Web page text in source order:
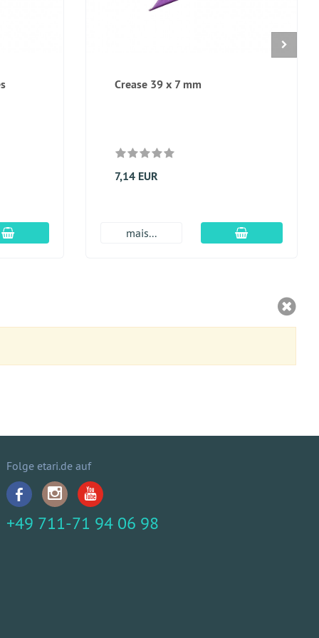
Adicionar ao carrinho
Crease 39 x 7 mm
7,14 EUR
mais... Adicionar ao
Folge etari.de auf
+49 711-71 94 06 98